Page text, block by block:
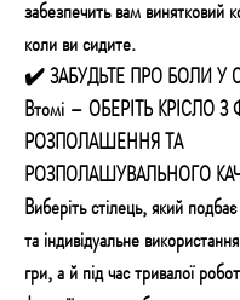
забезпечить вам винятковий
коли ви сидите.
✔️ ЗАБУДЬТЕ ПРО БОЛИ У
Втомі – ОБЕРІТЬ КРІСЛО
РОЗПОЛАШЕННЯ ТА
РОЗПОЛАШУВАЛЬНОГО
Виберіть стілець, який
та індивідуальне
гри, а й під час тривалої